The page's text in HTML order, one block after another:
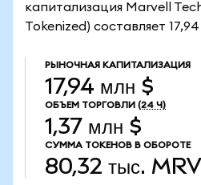
капитализация Marvell
Tokenized) составляет
РЫНОЧНАЯ КАПИТАЛИЗАЦИЯ
17,94 млн $
ОБЪЕМ ТОРГОВЛИ (24 Ч)
1,37 млн $
СУММА ТОКЕНОВ В ОБОРОТЕ
80,32 тыс.